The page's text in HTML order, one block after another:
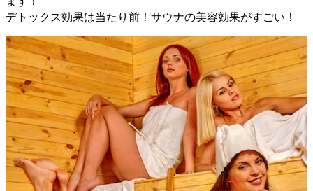
デトックス効果は当たり前！サウナの美容効果がすごい！